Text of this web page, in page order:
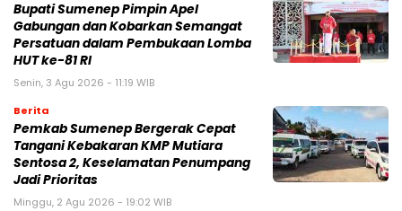
Bupati Sumenep Pimpin Apel
Gabungan dan Kobarkan Semangat
Persatuan dalam Pembukaan Lomba
HUT ke-81 RI
Senin, 3 Agu 2026 - 11:19 WIB
Berita
Pemkab Sumenep Bergerak Cepat
Tangani Kebakaran KMP Mutiara
Sentosa 2, Keselamatan Penumpang
Jadi Prioritas
Minggu, 2 Agu 2026 - 19:02 WIB